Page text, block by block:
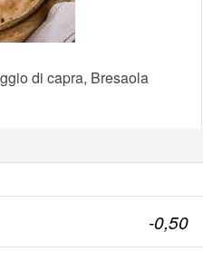
di capra, Bresaola
-0,50